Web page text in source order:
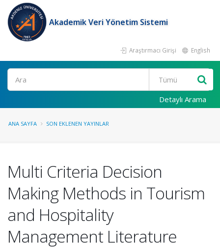
Akademik Veri Yönetim Sistemi
Araştırmacı Girişi English
Ara
Detaylı Arama
ANA SAYFA SON EKLENEN YAYINLAR
Multi Criteria Decision
Making Methods in Tourism
and Hospitality
Management Literature